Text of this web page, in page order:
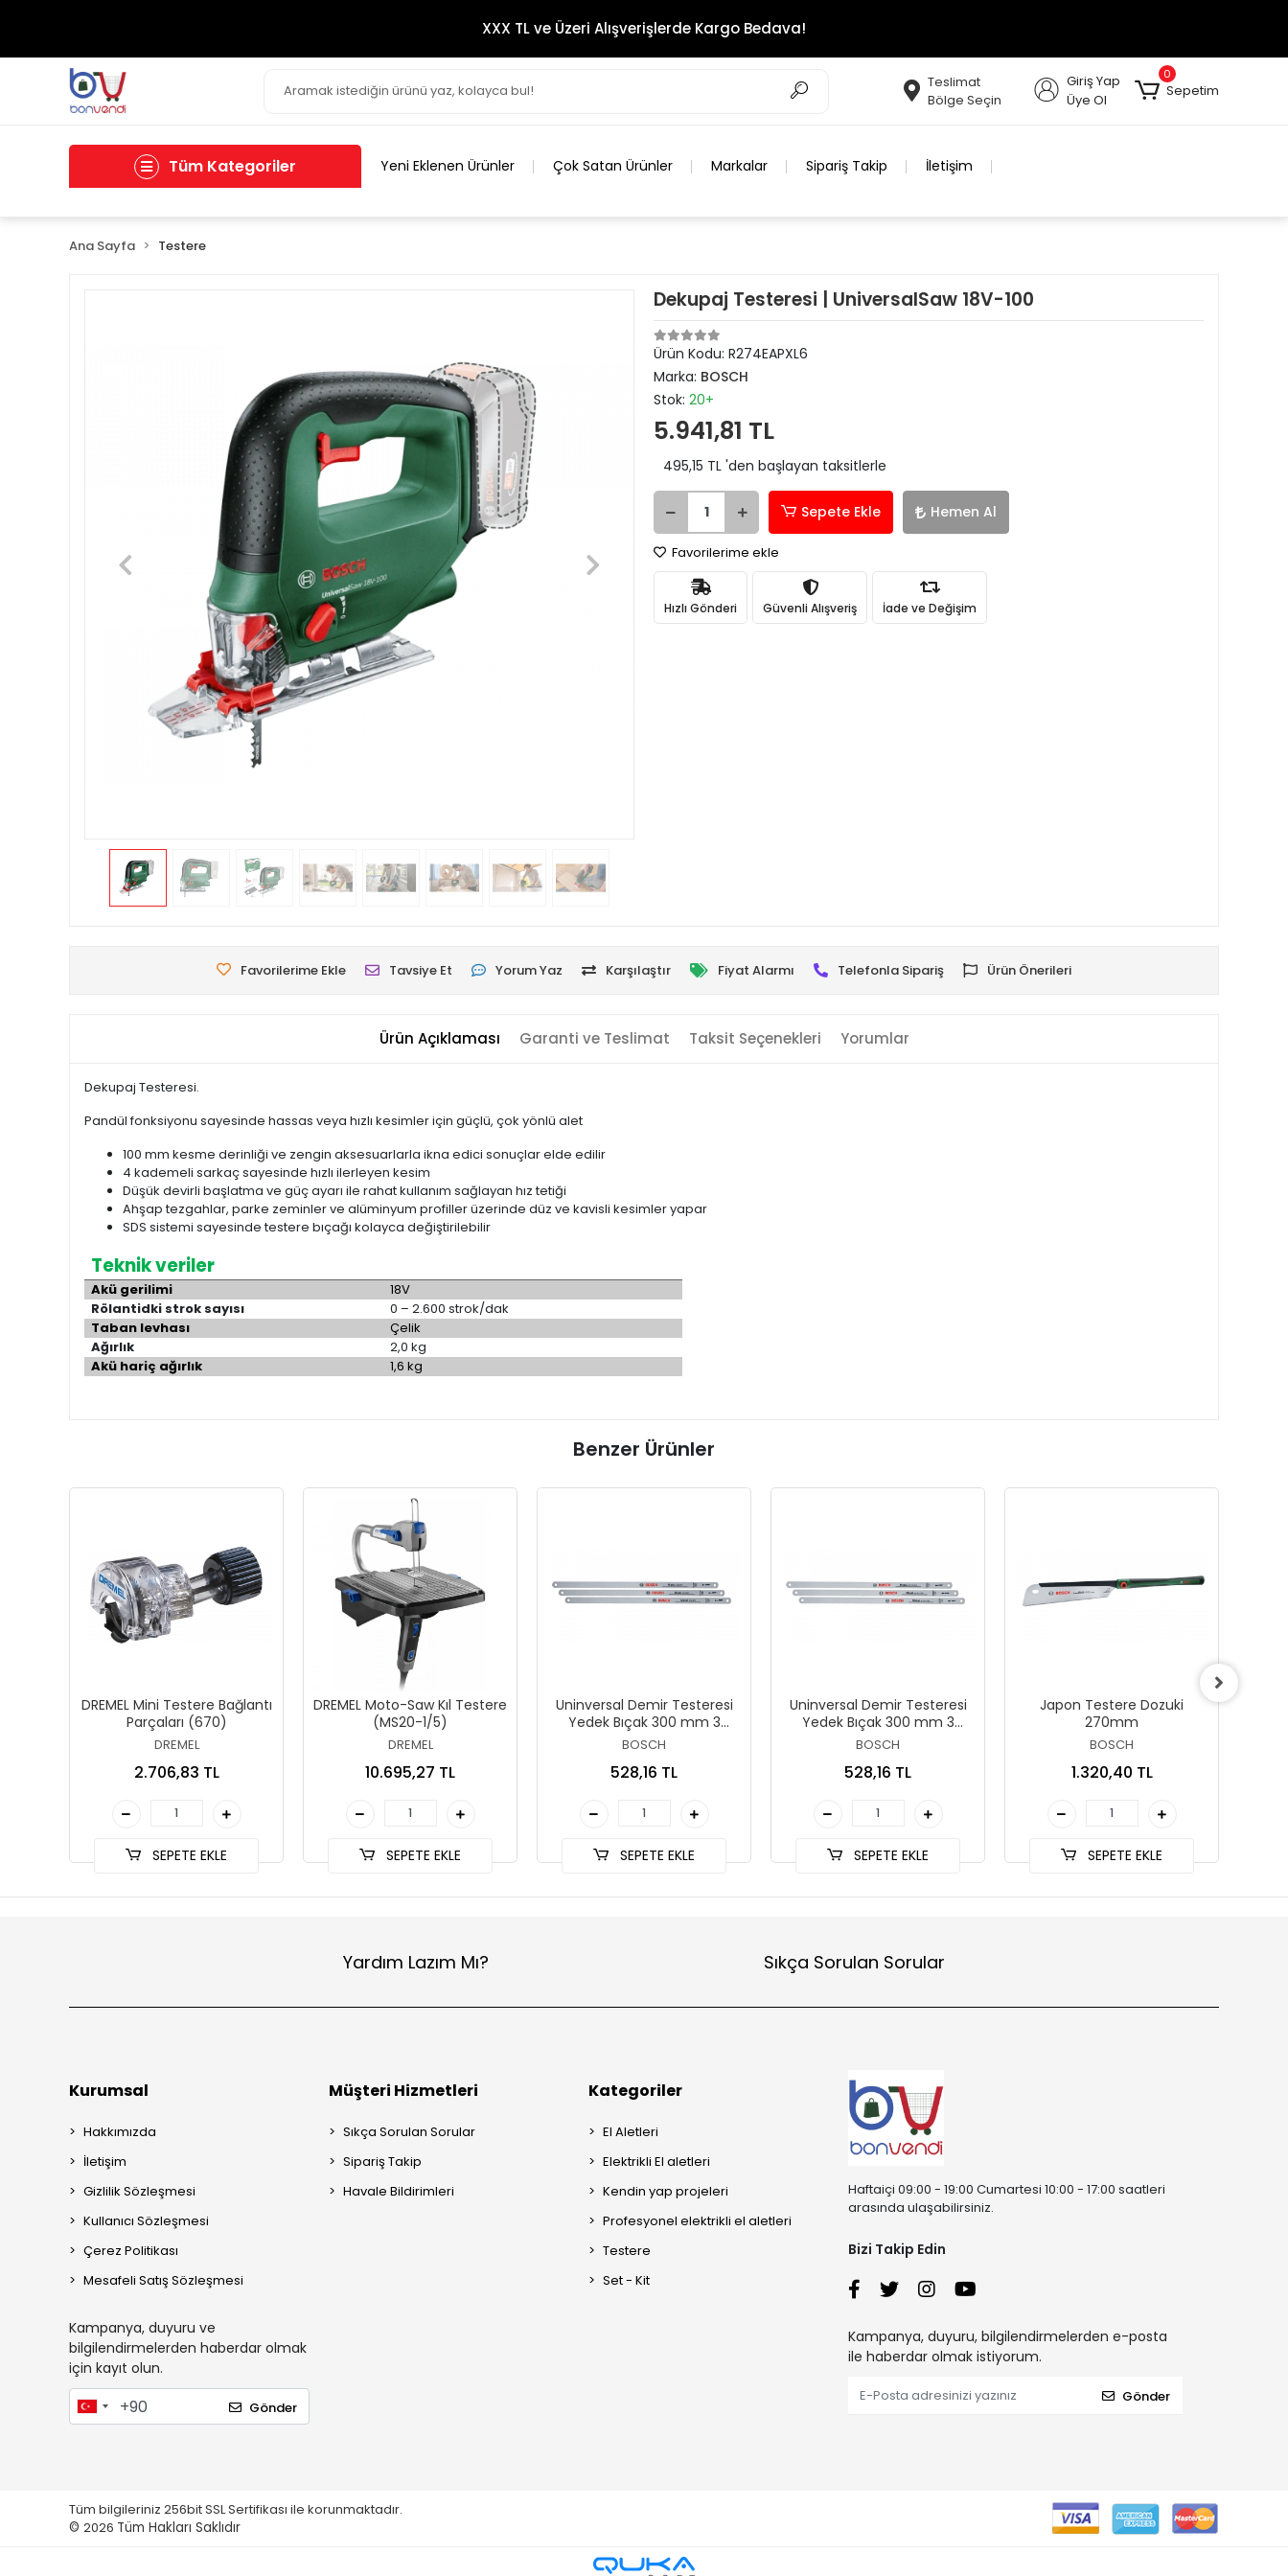
XXX TL ve Üzeri Alışverişlerde Kargo Bedava!
Teslimat
Bölge Seçin
Giriş Yap
Üye Ol
0
Sepetim
Tüm Kategoriler Yeni Eklenen Ürünler Çok Satan Ürünler Markalar Sipariş Takip İletişim
Ana Sayfa Testere
Dekupaj Testeresi | UniversalSaw 18V-100
Ürün Kodu: R274EAPXL6
Marka: BOSCH
Stok: 20+
5.941,81 TL
495,15 TL 'den başlayan taksitlerle
Sepete Ekle Hemen Al
Favorilerime ekle
Hızlı Gönderi Güvenli Alışveriş İade ve Değişim
Favorilerime Ekle Tavsiye Et Yorum Yaz Karşılaştır Fiyat Alarmı Telefonla Sipariş Ürün Önerileri
Ürün Açıklaması Garanti ve Teslimat Taksit Seçenekleri Yorumlar
Dekupaj Testeresi.
Pandül fonksiyonu sayesinde hassas veya hızlı kesimler için güçlü, çok yönlü alet
100 mm kesme derinliği ve zengin aksesuarlarla ikna edici sonuçlar elde edilir
4 kademeli sarkaç sayesinde hızlı ilerleyen kesim
Düşük devirli başlatma ve güç ayarı ile rahat kullanım sağlayan hız tetiği
Ahşap tezgahlar, parke zeminler ve alüminyum profiller üzerinde düz ve kavisli kesimler yapar
SDS sistemi sayesinde testere bıçağı kolayca değiştirilebilir
Teknik veriler
Akü gerilimi
18V
Rölantidki strok sayısı
0 – 2.600 strok/dak
Taban levhası
Çelik
Ağırlık
2,0 kg
Akü hariç ağırlık
1,6 kg
Benzer Ürünler
DREMEL Mini Testere Bağlantı
Parçaları (670)
DREMEL
2.706,83 TL
SEPETE EKLE
DREMEL Moto-Saw Kıl Testere
(MS20-1/5)
DREMEL
10.695,27 TL
SEPETE EKLE
Uninversal Demir Testeresi
Yedek Bıçak 300 mm 3
Parça (TPI 32)
BOSCH
528,16 TL
SEPETE EKLE
Uninversal Demir Testeresi
Yedek Bıçak 300 mm 3
Parça (TPI 24)
BOSCH
528,16 TL
SEPETE EKLE
Japon Testere Dozuki
270mm
BOSCH
1.320,40 TL
SEPETE EKLE
Yardım Lazım Mı? Sıkça Sorulan Sorular
Kurumsal
Hakkımızda
İletişim
Gizlilik Sözleşmesi
Kullanıcı Sözleşmesi
Çerez Politikası
Mesafeli Satış Sözleşmesi
Kampanya, duyuru ve
bilgilendirmelerden haberdar olmak
için kayıt olun.
Gönder
Müşteri Hizmetleri
Sıkça Sorulan Sorular
Sipariş Takip
Havale Bildirimleri
Kategoriler
El Aletleri
Elektrikli El aletleri
Kendin yap projeleri
Profesyonel elektrikli el aletleri
Testere
Set - Kit
Haftaiçi 09:00 - 19:00 Cumartesi 10:00 - 17:00 saatleri
arasında ulaşabilirsiniz.
Bizi Takip Edin
Kampanya, duyuru, bilgilendirmelerden e-posta
ile haberdar olmak istiyorum.
Gönder
Tüm bilgileriniz 256bit SSL Sertifikası ile korunmaktadır.
© 2026 Tüm Hakları Saklıdır